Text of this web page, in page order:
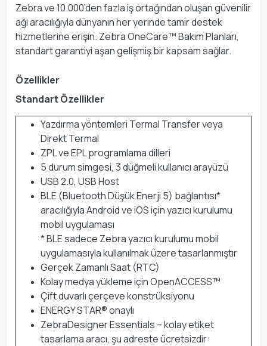
Zebra ve 10.000’den fazla iş ortağından oluşan güvenilir
ağı aracılığıyla dünyanın her yerinde tamir destek
hizmetlerine erişin. Zebra OneCare™ Bakım Planları,
standart garantiyi aşan gelişmiş bir kapsam sağlar.
Özellikler
Standart Özellikler
Yazdırma yöntemleri Termal Transfer veya
Direkt Termal
ZPL ve EPL programlama dilleri
5 durum simgesi, 3 düğmeli kullanıcı arayüzü
USB 2.0, USB Host
BLE (Bluetooth Düşük Enerji 5) bağlantısı*
aracılığıyla Android ve iOS için yazıcı kurulumu
mobil uygulaması
* BLE sadece Zebra yazıcı kurulumu mobil
uygulamasıyla kullanılmak üzere tasarlanmıştır
Gerçek Zamanlı Saat (RTC)
Kolay medya yükleme için OpenACCESS™
Çift duvarlı çerçeve konstrüksiyonu
ENERGY STAR® onaylı
ZebraDesigner Essentials – kolay etiket
tasarlama aracı, şu adreste ücretsizdir: